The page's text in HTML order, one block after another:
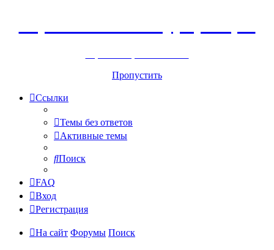
Пропустить
Ссылки
Темы без ответов
Активные темы
Поиск
FAQ
Вход
Регистрация
На сайт Форумы Поиск